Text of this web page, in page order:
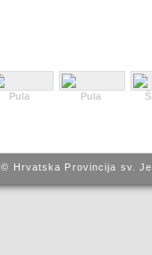
Pula Pula
© Hrvatska Provincija sv.